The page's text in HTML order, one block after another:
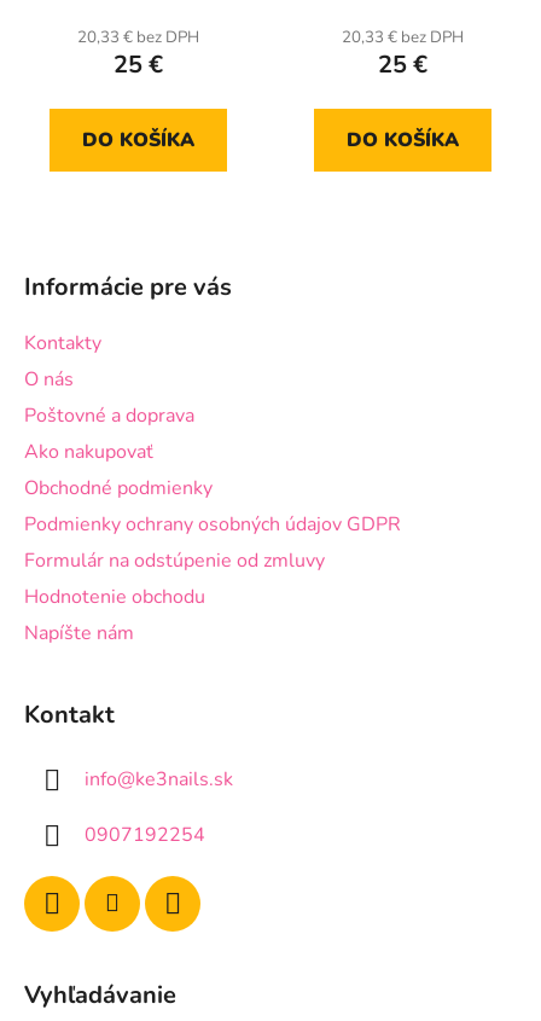
20,33 € bez DPH
25 €
DO KOŠÍKA
20,33 € bez DPH
25 €
DO KOŠÍKA
Informácie pre vás
Kontakty
O nás
Poštovné a doprava
Ako nakupovať
Obchodné podmienky
Podmienky ochrany osobných údajov GDPR
Formulár na odstúpenie od zmluvy
Hodnotenie obchodu
Napíšte nám
Kontakt
info@ke3nails.sk
0907192254
Vyhľadávanie